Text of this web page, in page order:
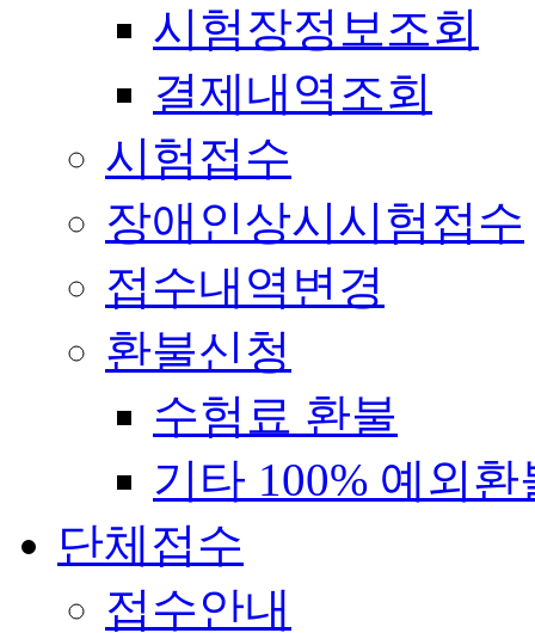
시험장정보조회
결제내역조회
시험접수
장애인상시시험접수
접수내역변경
환불신청
수험료 환불
기타 100% 예외환
단체접수
접수안내